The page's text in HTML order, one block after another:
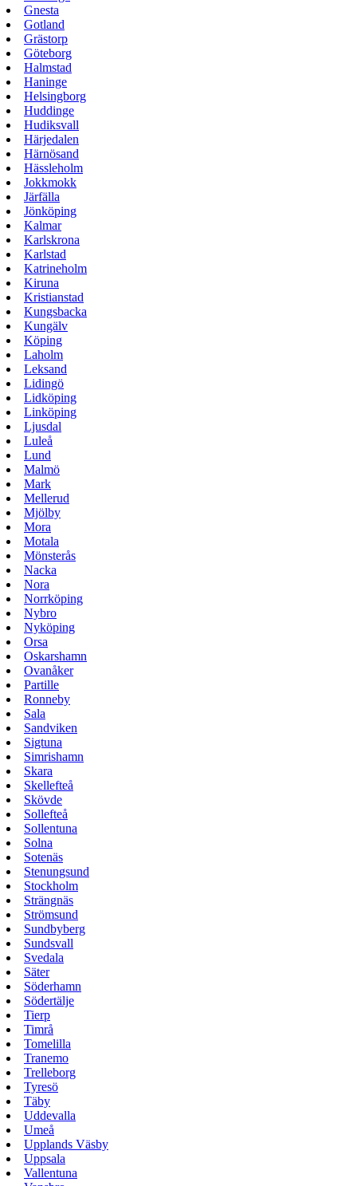
Gnesta
Gotland
Grästorp
Göteborg
Halmstad
Haninge
Helsingborg
Huddinge
Hudiksvall
Härjedalen
Härnösand
Hässleholm
Jokkmokk
Järfälla
Jönköping
Kalmar
Karlskrona
Karlstad
Katrineholm
Kiruna
Kristianstad
Kungsbacka
Kungälv
Köping
Laholm
Leksand
Lidingö
Lidköping
Linköping
Ljusdal
Luleå
Lund
Malmö
Mark
Mellerud
Mjölby
Mora
Motala
Mönsterås
Nacka
Nora
Norrköping
Nybro
Nyköping
Orsa
Oskarshamn
Ovanåker
Partille
Ronneby
Sala
Sandviken
Sigtuna
Simrishamn
Skara
Skellefteå
Skövde
Sollefteå
Sollentuna
Solna
Sotenäs
Stenungsund
Stockholm
Strängnäs
Strömsund
Sundbyberg
Sundsvall
Svedala
Säter
Söderhamn
Södertälje
Tierp
Timrå
Tomelilla
Tranemo
Trelleborg
Tyresö
Täby
Uddevalla
Umeå
Upplands Väsby
Uppsala
Vallentuna